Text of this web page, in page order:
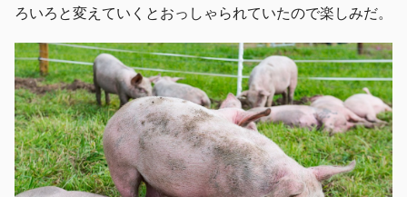
ろいろと変えていくとおっしゃられていたので楽しみだ。